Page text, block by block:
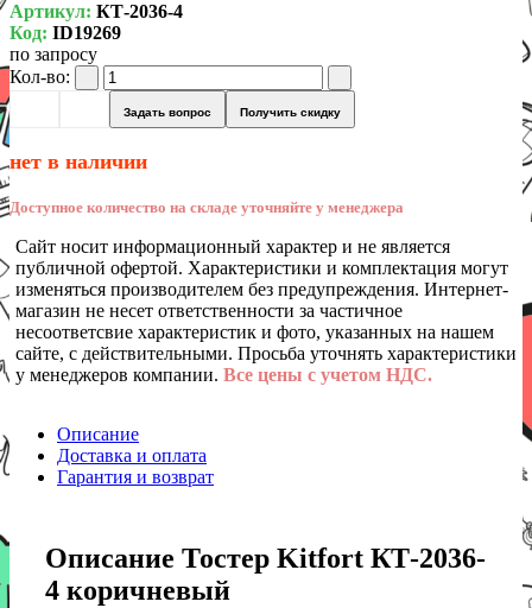
Артикул: КТ-2036-4
Код: ID19269
по запросу
Кол-во:
Задать вопрос Получить скидку
нет в наличии
Доступное количество на складе уточняйте у менеджера
Сайт носит информационный характер и не является
публичной офертой. Характеристики и комплектация могут
изменяться производителем без предупреждения. Интернет-
магазин не несет ответственности за частичное
несоответсвие характеристик и фото, указанных на нашем
сайте, с действительными. Просьба уточнять характеристики
у менеджеров компании. Все цены с учетом НДС.
Описание
Доставка и оплата
Гарантия и возврат
Описание Тостер Kitfort КТ-2036-
4 коричневый